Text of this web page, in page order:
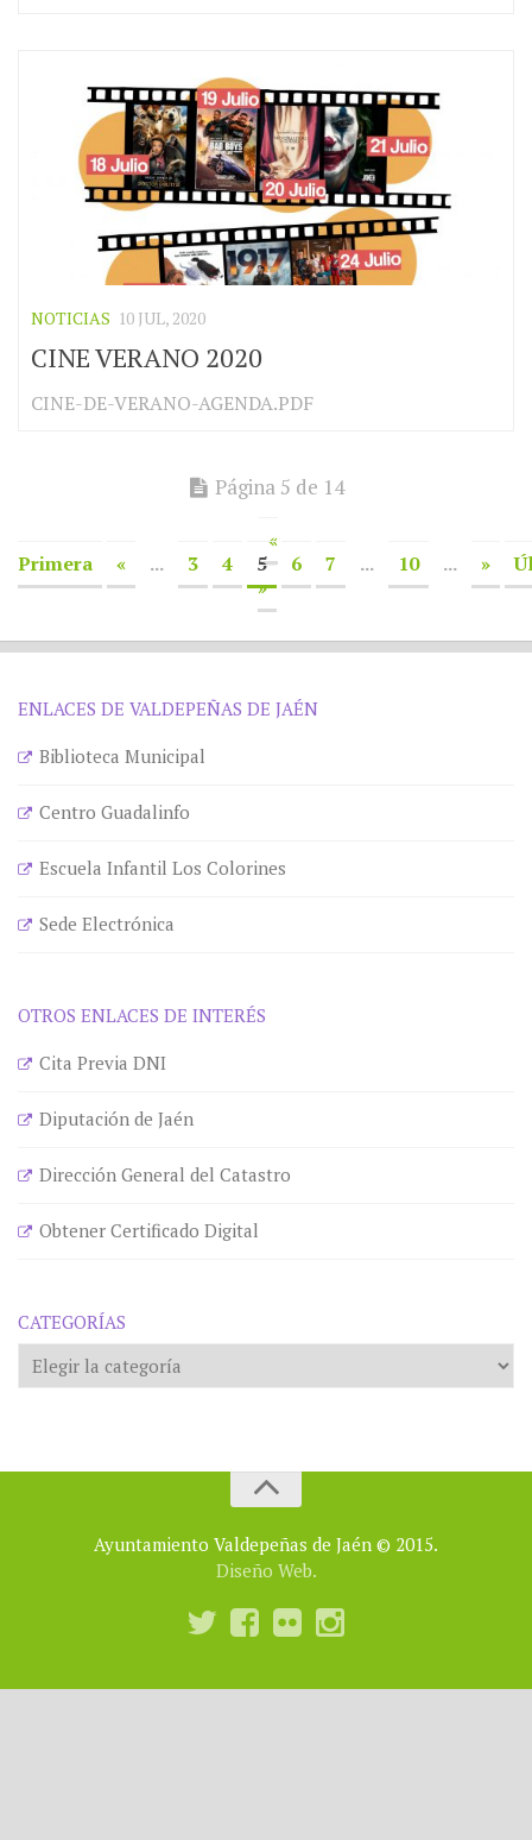
NOTICIAS 10 JUL, 2020
CINE VERANO 2020
CINE-DE-VERANO-AGENDA.PDF
Página 5 de 14
«
Primera
« ... 3 4 5 6 7 ... 10 ... »
»
ENLACES DE VALDEPEÑAS DE JAÉN
Biblioteca Municipal
Centro Guadalinfo
Escuela Infantil Los Colorines
Sede Electrónica
OTROS ENLACES DE INTERÉS
Cita Previa DNI
Diputación de Jaén
Dirección General del Catastro
Obtener Certificado Digital
CATEGORÍAS
Categorías
Ayuntamiento Valdepeñas de Jaén © 2015.
Diseño Web.